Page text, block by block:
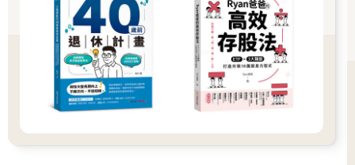
的能力，克服大海撈針的困難，提高投資後管理的效益。
 做好資金配置，避免承擔過度風險
許多剛進入美股領域的投資人會選擇熱門股投資，熱門股可能是
股價上漲速度快、討論度高的股票，如果這些公司沒有像樣的營
收、轉虧為盈的時機還不確定，可能處於追逐高報酬、承擔了過
多風險的過程。
過去任職的創投公司，投資資金配置在兩種階段的新創公司：
 早期發展階段：產品或服務可能尚未完全商業化，發展不確定
性、投資風險都高，佔比約20%～25%。